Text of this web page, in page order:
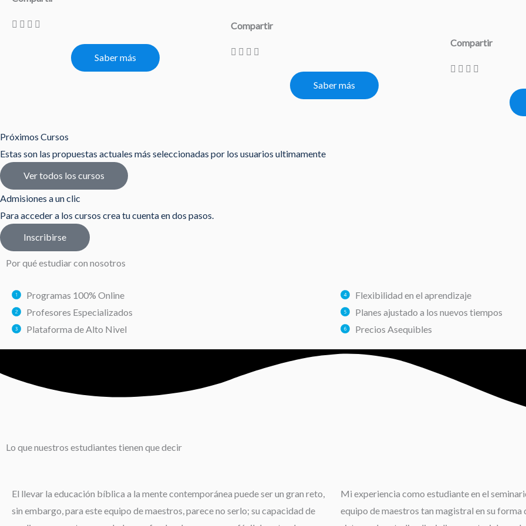
Saber más
Compartir
Saber más
Compartir
Próximos Cursos
Estas son las propuestas actuales más seleccionadas por los usuarios ultimamente
Ver todos los cursos
Admisiones a un clic
Para acceder a los cursos crea tu cuenta en dos pasos.
Inscribirse
Por qué estudiar con nosotros
Programas 100% Online
Profesores Especializados
Plataforma de Alto Nivel
Flexibilidad en el aprendizaje
Planes ajustado a los nuevos tiempos
Precios Asequibles
Lo que nuestros estudiantes tienen que decir
El llevar la educación bíblica a la mente contemporánea puede ser un gran reto,
sin embargo, para este equipo de maestros, parece no serlo; su capacidad de
Mi experiencia como estudiante en el
equipo de maestros tan magistral en su forma